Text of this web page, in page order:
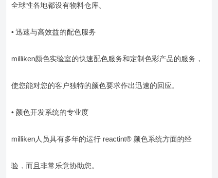
全球性各地都设有物料仓库。
• 迅速与高效益的配色服务
milliken颜色实验室的快速配色服务和定制色彩产品的服务，
使您能对您的客户独特的颜色要求作出迅速的回应。
• 颜色开发系统的专业度
milliken人员具有多年的运行 reactint® 颜色系统方面的经
验，而且非常乐意协助您。